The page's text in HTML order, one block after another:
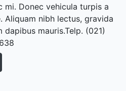
mi. Donec vehicula turpis a
Aliquam nibh lectus, gravida
mauris.Telp. (021)